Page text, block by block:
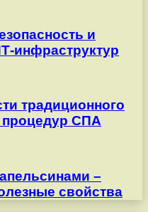
и
инфраструктур
традиционного
процедур СПА
–
свойства